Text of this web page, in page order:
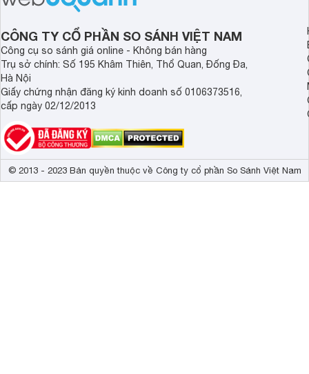
CÔNG TY CỔ PHẦN SO SÁNH VIỆT NAM
Công cụ so sánh giá online - Không bán hàng
Trụ sở chính: Số 195 Khâm Thiên, Thổ Quan, Đống Đa,
Hà Nội
Giấy chứng nhận đăng ký kinh doanh số 0106373516,
cấp ngày 02/12/2013
© 2013 - 2023 Bản quyền thuộc về Công ty cổ phần So Sánh Việt Nam